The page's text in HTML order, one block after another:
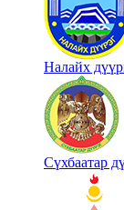
Налайх
Сүхбаатар